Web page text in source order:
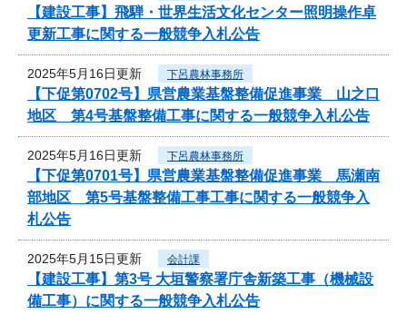
【建設工事】飛騨・世界生活文化センター照明操作卓
更新工事に関する一般競争入札公告
2025年5月16日更新 下呂農林事務所
【下促第0702号】県営農業基盤整備促進事業 山之口
地区 第4号基盤整備工事に関する一般競争入札公告
2025年5月16日更新 下呂農林事務所
【下促第0701号】県営農業基盤整備促進事業 馬瀬南
部地区 第5号基盤整備工事工事に関する一般競争入
札公告
2025年5月15日更新 会計課
【建設工事】第3号 大垣警察署庁舎新築工事（機械設
備工事）に関する一般競争入札公告